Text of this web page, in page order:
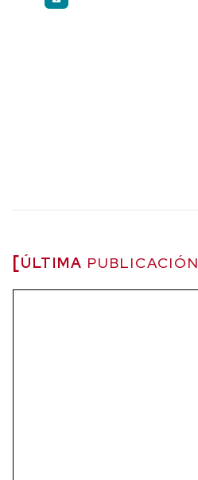
ÚLTIMA PUBLICACIÓN